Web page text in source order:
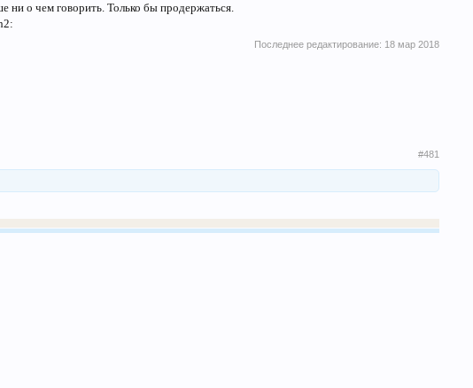
ни о чем говорить. Только бы продержаться.
Последнее редактирование: 18 мар 2018
#481